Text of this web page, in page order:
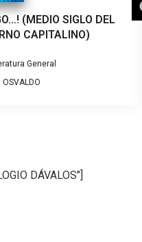
(MEDIO SIGLO DEL
CAPITALINO)
General
OSVALDO
DÁVALOS"]